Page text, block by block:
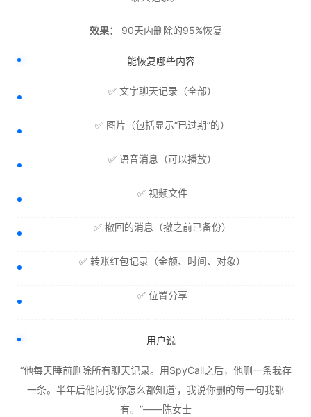
效果： 90天内删除的95%恢复
能恢复哪些内容
✅ 文字聊天记录（全部）
✅ 图片（包括显示“已过期”的）
✅ 语音消息（可以播放）
✅ 视频文件
✅ 撤回的消息（撤之前已备份）
✅ 转账红包记录（金额、时间、对象）
✅ 位置分享
用户说
“他每天睡前删除所有聊天记录。用SpyCall之后，他删一条我存
一条。半年后他问我‘你怎么都知道’，我说你删的每一句我都
有。”——陈女士